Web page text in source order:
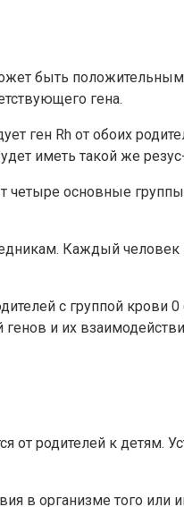
быть
гена.
ген Rh от обоих
иметь такой же
основные
Каждый человек
с группой крови
и их
от родителей к детям.
в организме того или